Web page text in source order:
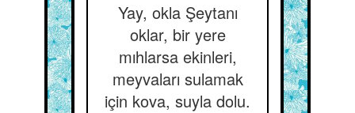
Yay, okla Şeytanı
oklar, bir yere
mıhlarsa ekinleri,
meyvaları sulamak
için kova, suyla dolu.